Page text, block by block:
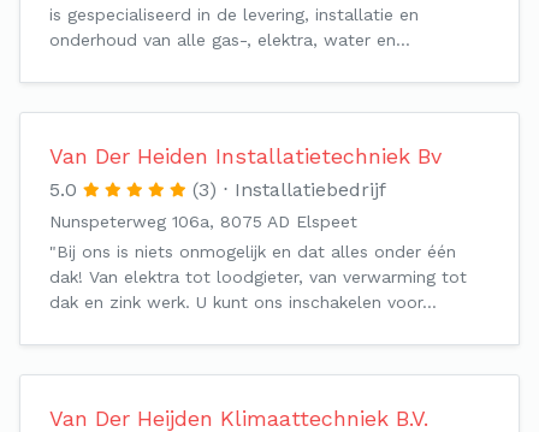
is gespecialiseerd in de levering, installatie en
onderhoud van alle gas-, elektra, water en…
Van Der Heiden Installatietechniek Bv
5.0 (3) Installatiebedrijf
Nunspeterweg 106a, 8075 AD Elspeet
"Bij ons is niets onmogelijk en dat alles onder één
dak! Van elektra tot loodgieter, van verwarming tot
dak en zink werk. U kunt ons inschakelen voor…
Van Der Heijden Klimaattechniek B.V.